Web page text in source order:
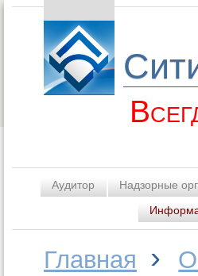
Аудитор Надзорные
Главная ›